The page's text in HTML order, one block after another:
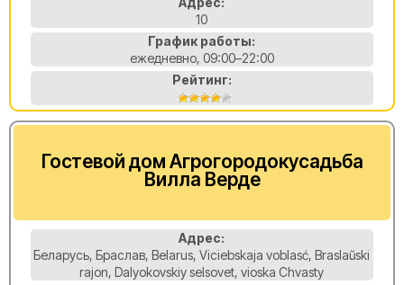
10
График работы:
ежедневно, 09:00–22:00
Рейтинг:
Гостевой дом Агрогородокусадьба
Вилла Верде
Адрес:
Беларусь, Браслав, Belarus, Viciebskaja voblasć, Braslaŭski
rajon, Dalyokovskiy selsovet, vioska Chvasty